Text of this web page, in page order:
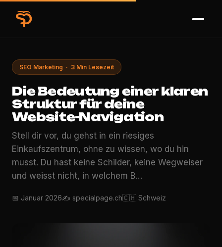
SEO Marketing · 3 Min Lesezeit
Die Bedeutung einer klaren
Struktur für deine
Website-Navigation
Stell dir vor, du gehst in ein riesiges
Einkaufszentrum, ohne zu wissen, wo du hin
musst. Du hast keine Schilder, keine Wegweiser
und weisst nicht, in welchem B…
📅 Januar 2026✍️ specialpage.ch🇨🇭 Schweiz